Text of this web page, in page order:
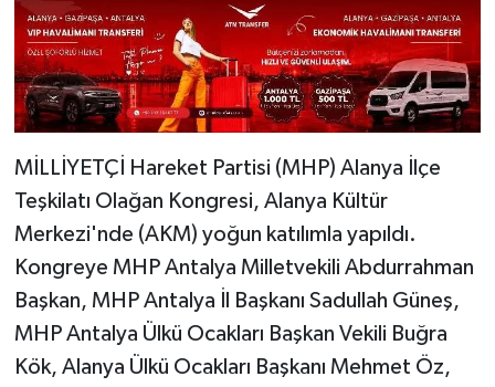
MİLLİYETÇİ Hareket Partisi (MHP) Alanya İlçe
Teşkilatı Olağan Kongresi, Alanya Kültür
Merkezi'nde (AKM) yoğun katılımla yapıldı.
Kongreye MHP Antalya Milletvekili Abdurrahman
Başkan, MHP Antalya İl Başkanı Sadullah Güneş,
MHP Antalya Ülkü Ocakları Başkan Vekili Buğra
Kök, Alanya Ülkü Ocakları Başkanı Mehmet Öz,